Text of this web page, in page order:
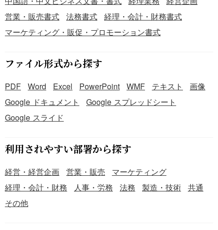
営業・販売書式
法務書式
経理・会計・財務書式
マーケティング・販促・プロモーション書式
ファイル形式から探す
PDF Word Excel PowerPoint WMF テキスト
画像
Google ドキュメント
Google スプレッドシート
Google スライド
利用されやすい部署から探す
経営・経営企画 営業・販売
マーケティング
経理・会計・財務
人事・労務 法務 製造・技術
共通
その他